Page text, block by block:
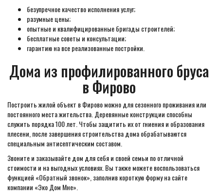
безупречное качество исполнения услуг;
разумные цены;
опытные и квалифицированные бригады строителей;
бесплатные советы и консультации;
гарантию на все реализованные постройки.
Дома из профилированного бруса
в Фирово
Построить жилой объект в Фирово можно для сезонного проживания или
постоянного места жительства. Деревянные конструкции способны
служить порядка 100 лет. Чтобы защитить их от гниения и образования
плесени, после завершения строительства дома обрабатываются
специальным антисептическим составом.
Звоните и заказывайте дом для себя и своей семьи по отличной
стоимости и на выгодных условиях. Вы также можете воспользоваться
функцией «Обратный звонок», заполнив короткую форму на сайте
компании «Эко Дом Мне».